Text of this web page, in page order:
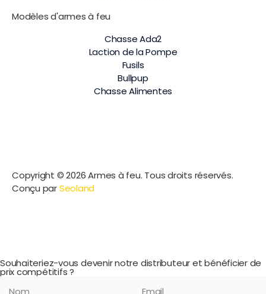
Modèles d'armes à feu
Chasse Ada2
Laction de la Pompe
Fusils
Bullpup
Chasse Alimentes
Copyright © 2026 Armes à feu. Tous droits réservés.
Conçu parSeoland
Souhaiteriez-vous devenir notre distributeur et bénéficier de
prix compétitifs ?